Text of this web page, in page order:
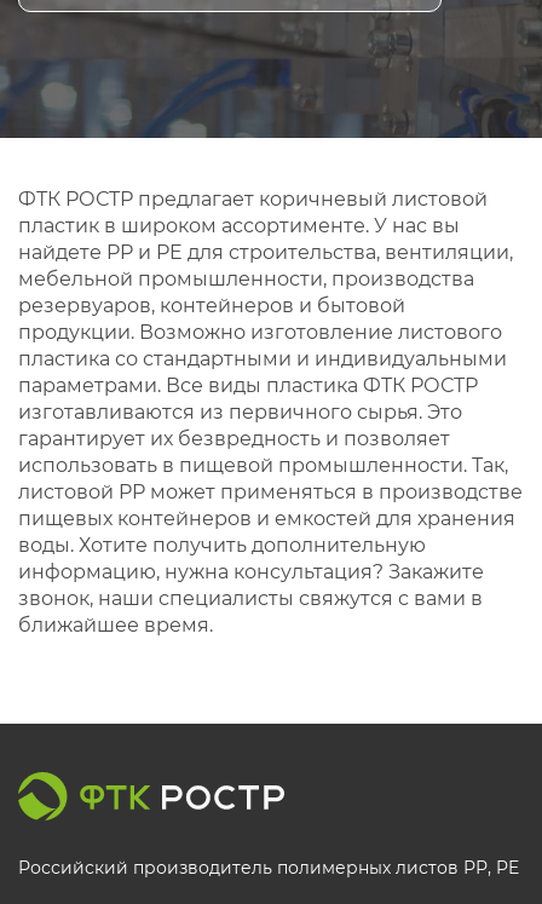
ФТК РОСТР предлагает коричневый листовой
пластик в широком ассортименте. У нас вы
найдете PP и PE для строительства, вентиляции,
мебельной промышленности, производства
резервуаров, контейнеров и бытовой
продукции. Возможно изготовление листового
пластика со стандартными и индивидуальными
параметрами. Все виды пластика ФТК РОСТР
изготавливаются из первичного сырья. Это
гарантирует их безвредность и позволяет
использовать в пищевой промышленности. Так,
листовой PP может применяться в производстве
пищевых контейнеров и емкостей для хранения
воды. Хотите получить дополнительную
информацию, нужна консультация? Закажите
звонок, наши специалисты свяжутся с вами в
ближайшее время.
Российский производитель полимерных листов РР, PE